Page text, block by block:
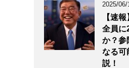
2025/06/
【速
全員に
か？参
なる可
説！